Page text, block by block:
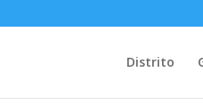
Distrito